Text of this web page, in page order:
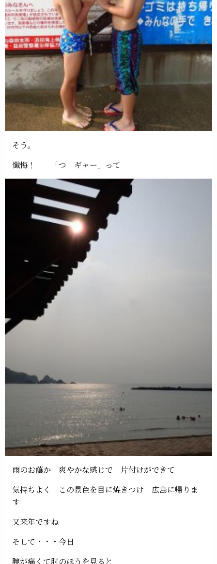
そう。
懺悔！ 「つ ギャー」って
雨のお蔭か 爽やかな感じで 片付けができて
気持ちよく この景色を目に焼きつけ 広島に帰りま
す
又来年ですね
そして・・・今日
腕が痛くて肘のほうを見ると